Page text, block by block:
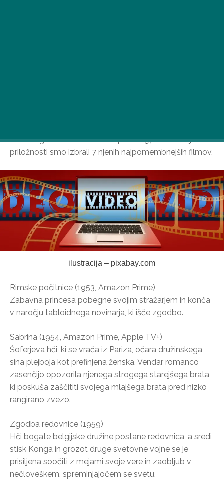
filmski zgodovini, bi danes dopolnila 97 let. Ob tej
priložnosti smo izbrali 7 njenih najpomembnejših filmov.
ilustracija – pixabay.com
Rimske počitnice (1953, Amazon Prime)
Zabavna princesa pobegne svojim stražarjem in konča
v naročju tabloidnega novinarja, ki išče zgodbo.
Sabrina (1954, Amazon Prime, Apple TV+)
Šoferjeva hči, ki se vrača iz Pariza, očara družinskega
sina plejboja kot prefinjena ženska. Vendar romanco
zasenčijo opozorila njenega strogega starejšega brata,
ki poskuša zaščititi svojega mlajšega brata pred nizko
rangirano zvezo.
Zgodba redovnice (1959)
Hči bogate belgijske družine postane redovnica, a sredi
stisk Konga in grozot druge svetovne vojne se je
prisiljena soočiti z mejami svoje vere in zaobljub v
nečloveškem, spreminjajočem se svetu.